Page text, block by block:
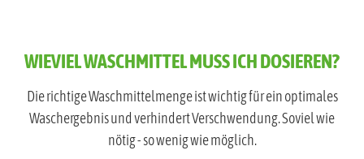
WIEVIEL WASCHMITTEL MUSS ICH DOSIEREN?
Die richtige Waschmittelmenge ist wichtig für ein optimales
Waschergebnis und verhindert Verschwendung. Soviel wie
nötig - so wenig wie möglich.